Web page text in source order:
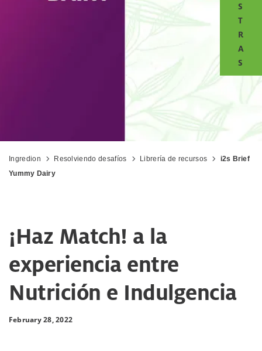
S
T
R
A
S
Ingredion Resolviendo desafíos Librería de recursos
i2s Brief
Yummy Dairy
¡Haz Match! a la
experiencia entre
Nutrición e Indulgencia
February 28, 2022